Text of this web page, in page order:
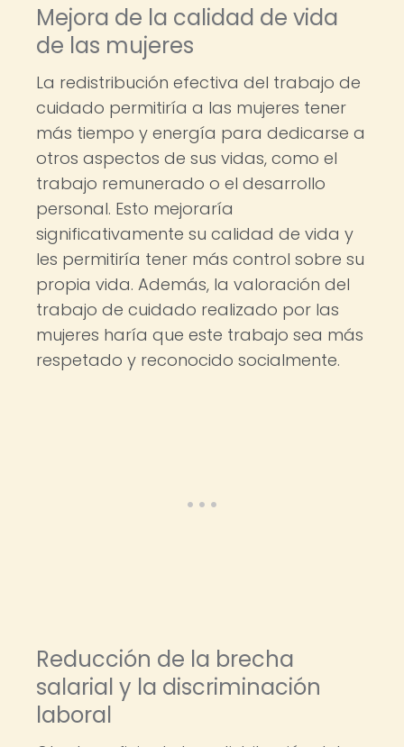
Mejora de la calidad de vida
de las mujeres
La redistribución efectiva del trabajo de
cuidado permitiría a las mujeres tener
más tiempo y energía para dedicarse a
otros aspectos de sus vidas, como el
trabajo remunerado o el desarrollo
personal. Esto mejoraría
significativamente su calidad de vida y
les permitiría tener más control sobre su
propia vida. Además, la valoración del
trabajo de cuidado realizado por las
mujeres haría que este trabajo sea más
respetado y reconocido socialmente.
Reducción de la brecha
salarial y la discriminación
laboral